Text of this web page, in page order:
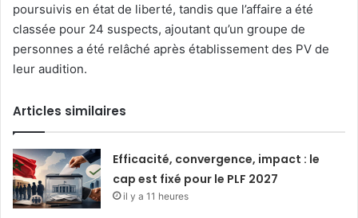
poursuivis en état de liberté, tandis que l’affaire a été
classée pour 24 suspects, ajoutant qu’un groupe de
personnes a été relâché après établissement des PV de
leur audition.
Articles similaires
Efficacité, convergence, impact : le
cap est fixé pour le PLF 2027
il y a 11 heures